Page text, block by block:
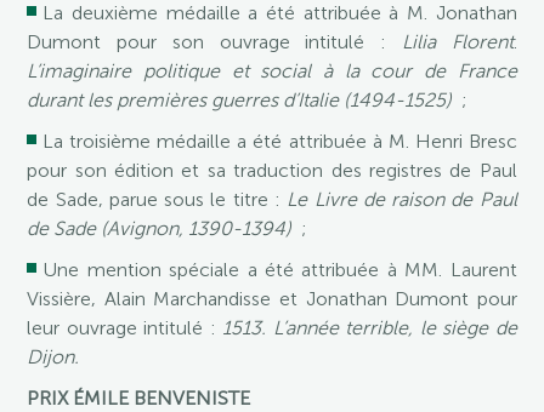
La deuxième médaille a été attribuée à M. Jonathan
Dumont pour son ouvrage intitulé : Lilia Florent.
L’imaginaire politique et social à la cour de France
durant les premières guerres d’Italie (1494-1525) ;
La troisième médaille a été attribuée à M. Henri Bresc
pour son édition et sa traduction des registres de Paul
de Sade, parue sous le titre : Le Livre de raison de Paul
de Sade (Avignon, 1390-1394) ;
Une mention spéciale a été attribuée à MM. Laurent
Vissière, Alain Marchandisse et Jonathan Dumont pour
leur ouvrage intitulé : 1513. L’année terrible, le siège de
Dijon.
PRIX ÉMILE BENVENISTE